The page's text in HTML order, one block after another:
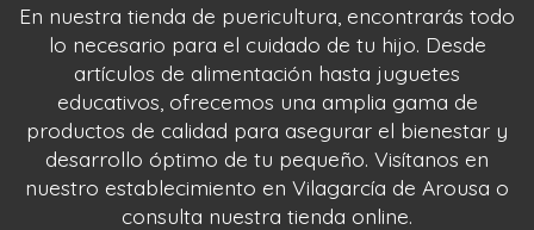
En nuestra tienda de puericultura, encontrarás todo
lo necesario para el cuidado de tu hijo. Desde
artículos de alimentación hasta juguetes
educativos, ofrecemos una amplia gama de
productos de calidad para asegurar el bienestar y
desarrollo óptimo de tu pequeño. Visítanos en
nuestro establecimiento en Vilagarcía de Arousa o
consulta nuestra tienda online.